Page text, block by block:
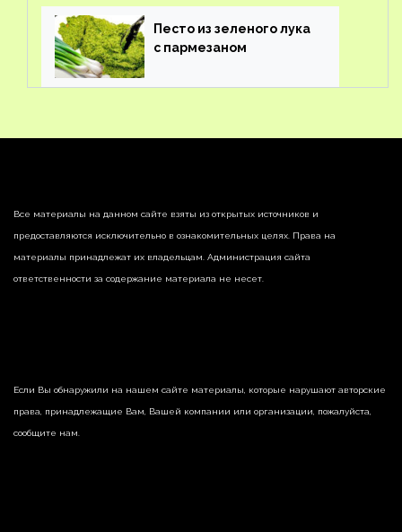
Песто из зеленого лука
с пармезаном
Все материалы на данном сайте взяты из открытых источников и
предоставляются исключительно в ознакомительных целях. Права на
материалы принадлежат их владельцам. Администрация сайта
ответственности за содержание материала не несет.
Если Вы обнаружили на нашем сайте материалы, которые нарушают авторские
права, принадлежащие Вам, Вашей компании или организации, пожалуйста,
сообщите нам.